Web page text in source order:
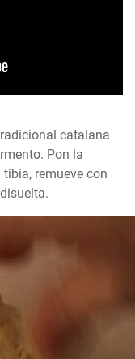
catalana
Pon la
remueve con